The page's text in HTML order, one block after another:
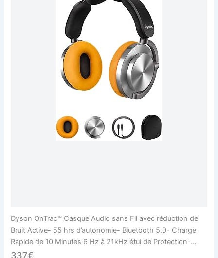
Dyson OnTrac™ Casque Audio sans Fil avec réduction de
Bruit Active- 55 hrs d’autonomie- Bluetooth 5.0- Charge
Rapide de 10 Minutes 6 Hz à 21kHz étui de Protection-
Personnalisable (Aluminium/Jaune)
337€